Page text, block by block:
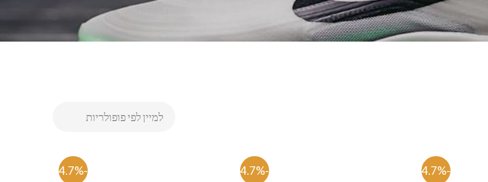
-54.7% -54.7% -54.7%